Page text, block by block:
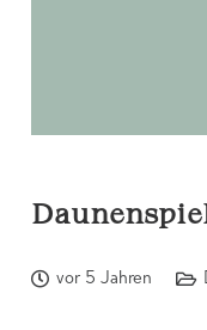
vor 5 Jahren